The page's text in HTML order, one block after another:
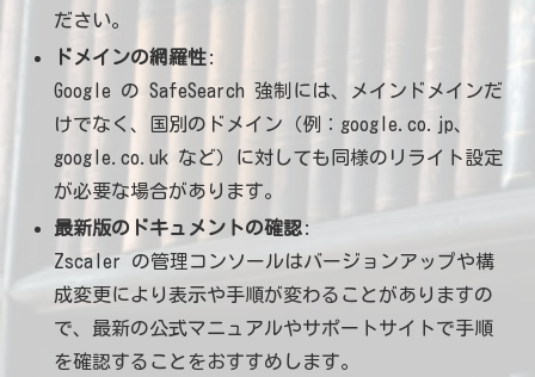
ださい。
ドメインの網羅性:
Google の SafeSearch 強制には、メインドメインだ
けでなく、国別のドメイン（例：google.co.jp、
google.co.uk など）に対しても同様のリライト設定
が必要な場合があります。
最新版のドキュメントの確認:
Zscaler の管理コンソールはバージョンアップや構
成変更により表示や手順が変わることがありますの
で、最新の公式マニュアルやサポートサイトで手順
を確認することをおすすめします。